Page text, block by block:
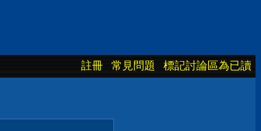
註冊 常見問題 標記討論區為已讀